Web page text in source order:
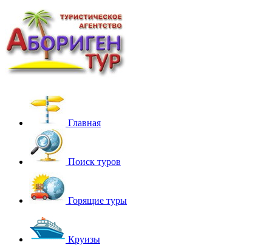
Главная
Поиск туров
Горящие туры
Круизы